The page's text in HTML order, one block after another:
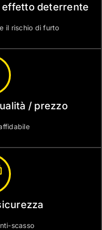
deterrente
il rischio di furto
/ prezzo
scasso